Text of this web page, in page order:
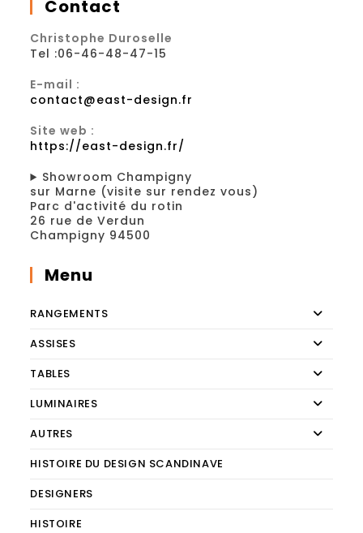
Contact
Christophe Duroselle
Tel :06-46-48-47-15
E-mail :
contact@east-design.fr
Site web :
https://east-design.fr/
Showroom Champigny
sur Marne (visite sur rendez vous)
Parc d'activité du rotin
26 rue de Verdun
Champigny 94500
Menu
RANGEMENTS
ASSISES
TABLES
LUMINAIRES
AUTRES
HISTOIRE DU DESIGN SCANDINAVE
DESIGNERS
HISTOIRE